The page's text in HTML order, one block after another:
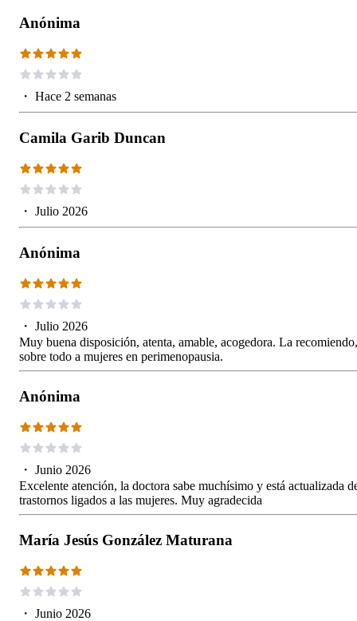
Anónima
・ Hace 2 semanas
Camila Garib Duncan
・ Julio 2026
Anónima
・ Julio 2026
Muy buena disposición, atenta, amable, acogedora. La recomiendo,
sobre todo a mujeres en perimenopausia.
Anónima
・ Junio 2026
Excelente atención, la doctora sabe muchísimo y está actualizada
trastornos ligados a las mujeres. Muy agradecida
María Jesús González Maturana
・ Junio 2026